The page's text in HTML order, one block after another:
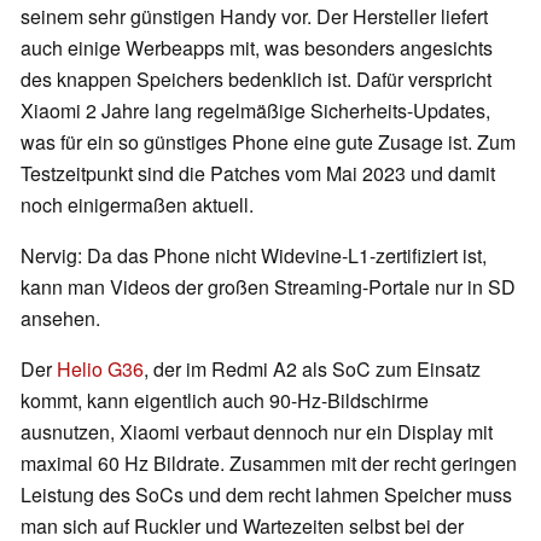
seinem sehr günstigen Handy vor. Der Hersteller liefert
auch einige Werbeapps mit, was besonders angesichts
des knappen Speichers bedenklich ist. Dafür verspricht
Xiaomi 2 Jahre lang regelmäßige Sicherheits-Updates,
was für ein so günstiges Phone eine gute Zusage ist. Zum
Testzeitpunkt sind die Patches vom Mai 2023 und damit
noch einigermaßen aktuell.
Nervig: Da das Phone nicht Widevine-L1-zertifiziert ist,
kann man Videos der großen Streaming-Portale nur in SD
ansehen.
DerHelio G36, der im Redmi A2 als SoC zum Einsatz
kommt, kann eigentlich auch 90-Hz-Bildschirme
ausnutzen, Xiaomi verbaut dennoch nur ein Display mit
maximal 60 Hz Bildrate. Zusammen mit der recht geringen
Leistung des SoCs und dem recht lahmen Speicher muss
man sich auf Ruckler und Wartezeiten selbst bei der